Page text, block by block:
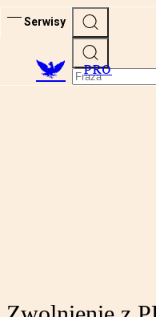
Serwisy
PRO